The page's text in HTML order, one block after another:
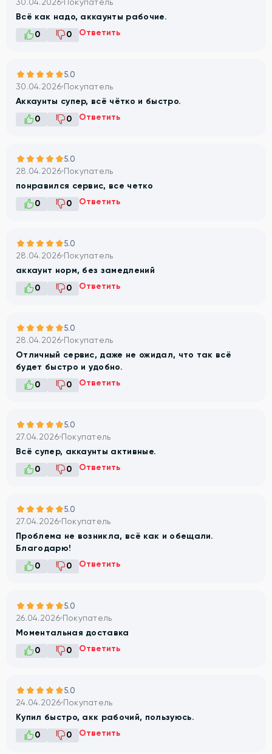
Всё как надо, аккаунты рабочие.
0
0 Ответить
5.0
30.04.2026 Покупатель
Аккаунты супер, всё чётко и быстро.
0
0 Ответить
5.0
28.04.2026 Покупатель
понравился сервис, все четко
0
0 Ответить
5.0
28.04.2026 Покупатель
аккаунт норм, без замедлений
0
0 Ответить
5.0
28.04.2026 Покупатель
Отличный сервис, даже не ожидал, что так всё
будет быстро и удобно.
0
0 Ответить
5.0
27.04.2026 Покупатель
Всё супер, аккаунты активные.
0
0 Ответить
5.0
27.04.2026 Покупатель
Проблема не возникла, всё как и обещали.
Благодарю!
0
0 Ответить
5.0
26.04.2026 Покупатель
Моментальная доставка
0
0 Ответить
5.0
24.04.2026 Покупатель
Купил быстро, акк рабочий, пользуюсь.
0
0 Ответить